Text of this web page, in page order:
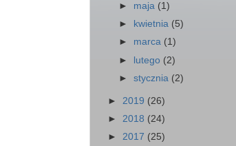
► maja (1)
►
kwietnia (5)
► marca (1)
► lutego (2)
►stycznia (2)
► 2019 (26)
► 2018 (24)
► 2017 (25)